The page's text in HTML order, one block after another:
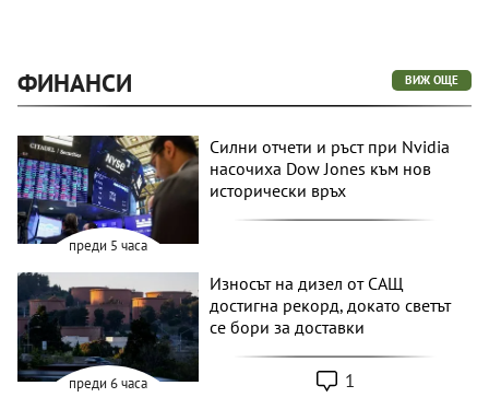
ФИНАНСИ ВИЖ ОЩЕ
преди 5 часа
Силни отчети и ръст при Nvidia
насочиха Dow Jones към нов
исторически връх
преди 6 часа
Износът на дизел от САЩ
достигна рекорд, докато светът
се бори за доставки
1